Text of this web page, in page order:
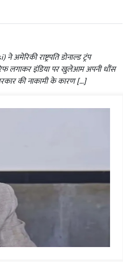
राष्ट्रपति डोनाल्ड ट्रंप
लगाकर इंडिया पर खुलेआम अपनी धौंस
की नाकामी के कारण […]